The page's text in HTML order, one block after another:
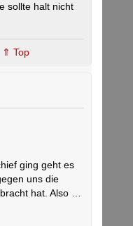
sollte halt nicht
⇑ Top
ging geht es
uns die
hat. Also …